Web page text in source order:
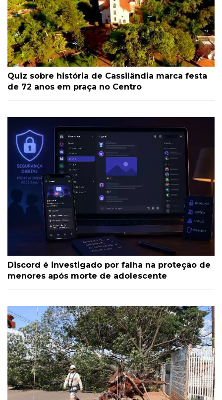
Quiz sobre história de Cassilândia marca festa
de 72 anos em praça no Centro
Discord é investigado por falha na proteção de
menores após morte de adolescente